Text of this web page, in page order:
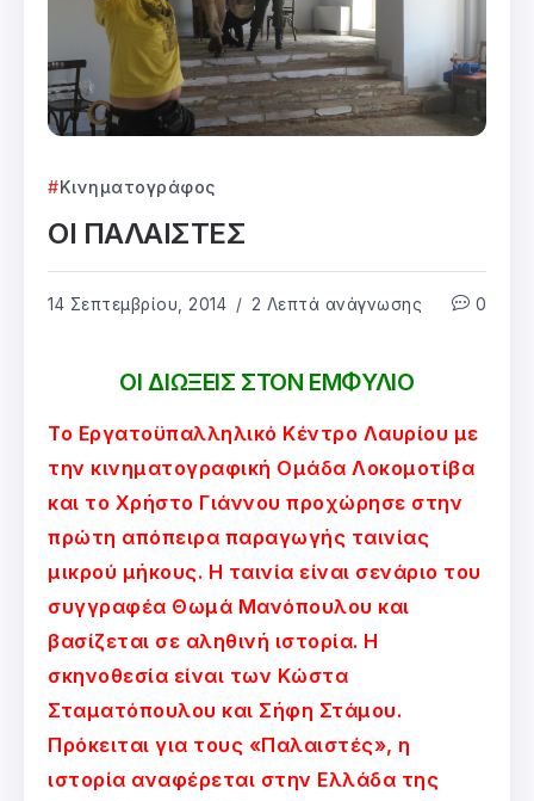
Κινηματογράφος
ΟΙ ΠΑΛΑΙΣΤΕΣ
14 Σεπτεμβρίου, 2014 2 Λεπτά ανάγνωσης 0
ΟΙ ΔΙΩΞΕΙΣ ΣΤΟΝ ΕΜΦΥΛΙΟ
To Εργατοϋπαλληλικό Κέντρο Λαυρίου με
την κινηματογραφική Ομάδα Λοκομοτίβα
και το Χρήστο Γιάννου προχώρησε στην
πρώτη απόπειρα παραγωγής ταινίας
μικρού μήκους. Η ταινία είναι σενάριο του
συγγραφέα Θωμά Μανόπουλου και
βασίζεται σε αληθινή ιστορία. Η
σκηνοθεσία είναι των Κώστα
Σταματόπουλου και Σήφη Στάμου.
Πρόκειται για τους «Παλαιστές», η
ιστορία αναφέρεται στην Ελλάδα της